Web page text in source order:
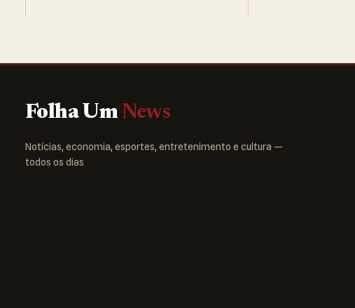
Folha Um News
Notícias, economia, esportes, entretenimento e cultura —
todos os dias